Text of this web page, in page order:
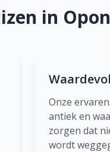
in
Onze
antiek en
zorgen dat
wordt